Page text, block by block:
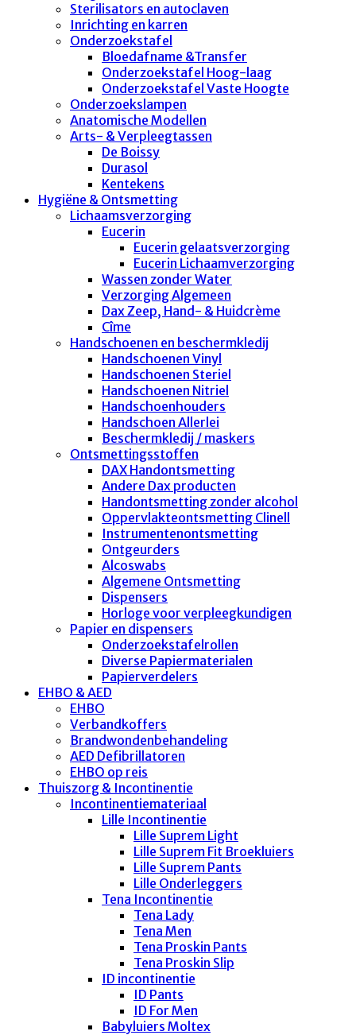
Sterilisators en autoclaven
Inrichting en karren
Onderzoekstafel
Bloedafname &Transfer
Onderzoekstafel Hoog-laag
Onderzoekstafel Vaste Hoogte
Onderzoekslampen
Anatomische Modellen
Arts- & Verpleegtassen
De Boissy
Durasol
Kentekens
Hygiëne & Ontsmetting
Lichaamsverzorging
Eucerin
Eucerin gelaatsverzorging
Eucerin Lichaamverzorging
Wassen zonder Water
Verzorging Algemeen
Dax Zeep, Hand- & Huidcrème
Cîme
Handschoenen en beschermkledij
Handschoenen Vinyl
Handschoenen Steriel
Handschoenen Nitriel
Handschoenhouders
Handschoen Allerlei
Beschermkledij / maskers
Ontsmettingsstoffen
DAX Handontsmetting
Andere Dax producten
Handontsmetting zonder alcohol
Oppervlakteontsmetting Clinell
Instrumentenontsmetting
Ontgeurders
Alcoswabs
Algemene Ontsmetting
Dispensers
Horloge voor verpleegkundigen
Papier en dispensers
Onderzoekstafelrollen
Diverse Papiermaterialen
Papierverdelers
EHBO & AED
EHBO
Verbandkoffers
Brandwondenbehandeling
AED Defibrillatoren
EHBO op reis
Thuiszorg & Incontinentie
Incontinentiemateriaal
Lille Incontinentie
Lille Suprem Light
Lille Suprem Fit Broekluiers
Lille Suprem Pants
Lille Onderleggers
Tena Incontinentie
Tena Lady
Tena Men
Tena Proskin Pants
Tena Proskin Slip
ID incontinentie
ID Pants
ID For Men
Babyluiers Moltex